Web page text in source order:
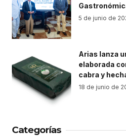
5 de junio de
Arias lanza
elaborada
cabra y
18 de junio de
Categorías